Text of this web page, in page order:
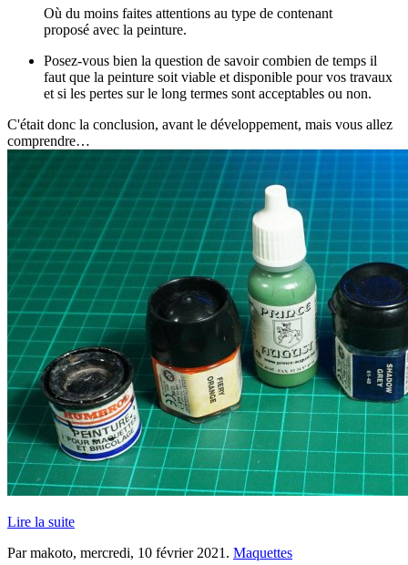
Où du moins faites attentions au type de contenant
proposé avec la peinture.
Posez-vous bien la question de savoir combien de temps il
faut que la peinture soit viable et disponible pour vos travaux
et si les pertes sur le long termes sont acceptables ou non.
C'était donc la conclusion, avant le développement, mais vous allez
comprendre…
Lire la suite
Par makoto, mercredi, 10 février 2021 . Maquettes